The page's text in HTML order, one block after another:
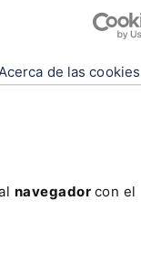
de las cookies
navegador con el
- El
LO
- El 73%
-